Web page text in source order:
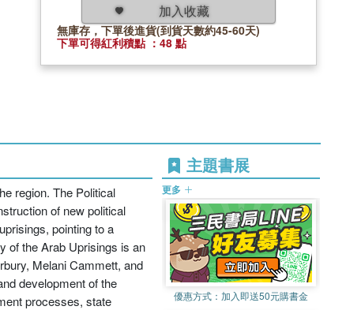
加入收藏
無庫存，下單後進貨(到貨天數約45-60天)
下單可得紅利積點 ：48 點
region. The Political
of new political
pointing to a
of the Arab Uprisings is an
Melani Cammett, and
development of the
processes, state
主題書展
更多
優惠方式： 加入即送50元購書金